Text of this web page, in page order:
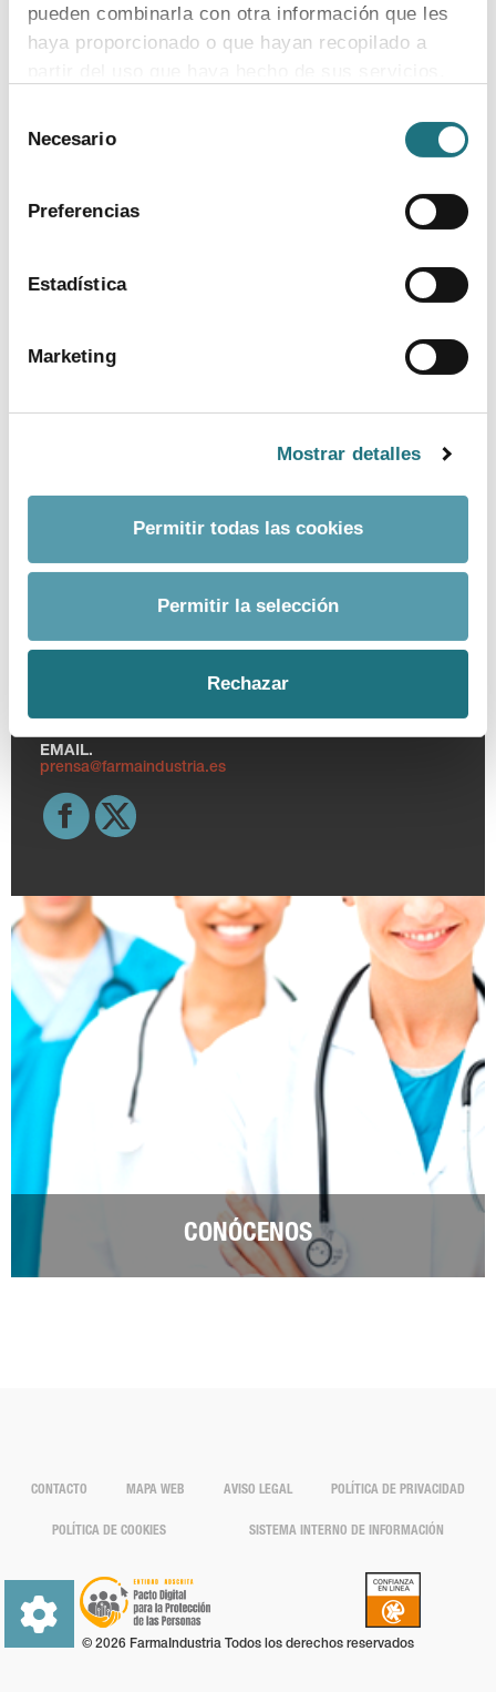
pueden combinarla con otra información que les
haya proporcionado o que hayan recopilado a
Para más información puede acceder a nuestra
Necesario
Preferencias
Estadística
Marketing
Mostrar detalles
Permitir todas las cookies
Permitir la selección
Rechazar
ver más
Encuesta de empleo en la industria
ver más
BANCO DE IMÁGENES
915 159 350
EMAIL.
prensa@farmaindustria.es
CONÓCENOS
CONTACTO MAPA WEB AVISO LEGAL POLÍTICA DE PRIVACIDAD
POLÍTICA DE COOKIES SISTEMA INTERNO DE INFORMACIÓN
© 2026 FarmaIndustria Todos los derechos reservados